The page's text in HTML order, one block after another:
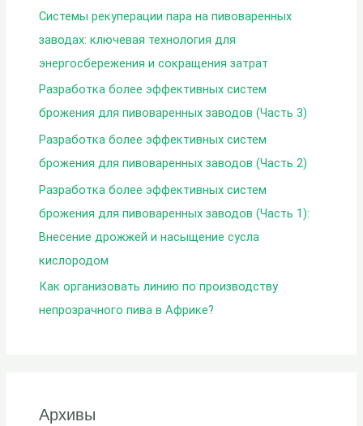
:Системы рекуперации пара на пивоваренных
заводах: ключевая технология для
энергосбережения и сокращения затрат
Разработка более эффективных систем
брожения для пивоваренных заводов (Часть 3)
Разработка более эффективных систем
брожения для пивоваренных заводов (Часть 2)
Разработка более эффективных систем
брожения для пивоваренных заводов (Часть 1):
Внесение дрожжей и насыщение сусла
кислородом
Как организовать линию по производству
непрозрачного пива в Африке?
Архивы